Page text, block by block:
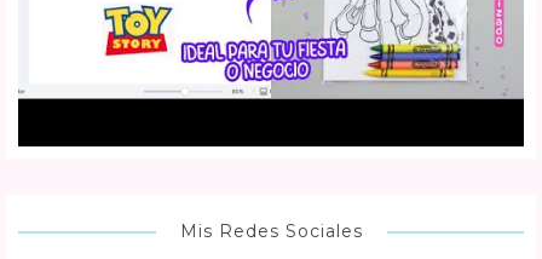
Mis Redes Sociales